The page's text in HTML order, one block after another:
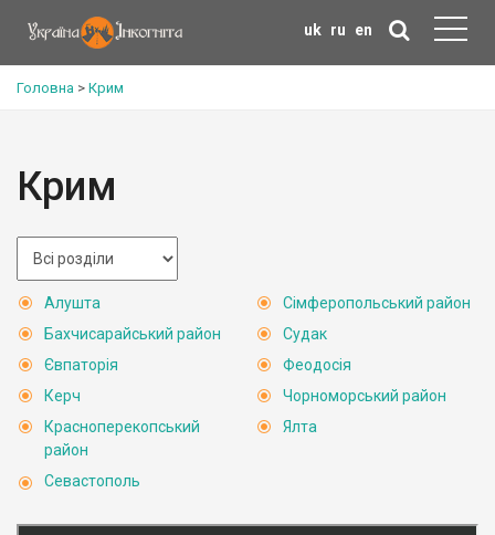
uk ru en
Головна > Крим
Крим
Алушта
Бахчисарайський район
Євпаторія
Керч
Красноперекопський
район
Севастополь
Сімферопольський район
Судак
Феодосія
Чорноморський район
Ялта